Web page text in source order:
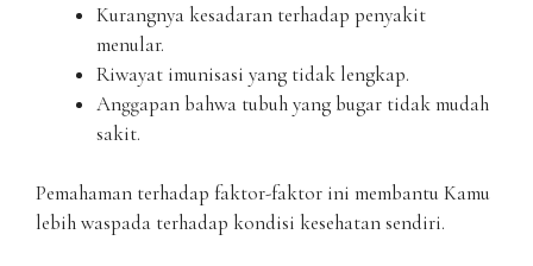
Kurangnya kesadaran terhadap penyakit
menular.
Riwayat imunisasi yang tidak lengkap.
Anggapan bahwa tubuh yang bugar tidak mudah
sakit.
Pemahaman terhadap faktor-faktor ini membantu Kamu
lebih waspada terhadap kondisi kesehatan sendiri.